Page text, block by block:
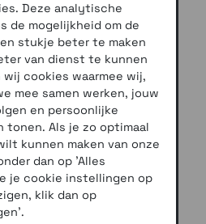
Deze analytische
de mogelijkheid om de
stukje beter te maken
van dienst te kunnen
cookies waarmee wij,
mee samen werken, jouw
en persoonlijke
tonen. Als je zo optimaal
kunnen maken van onze
dan op 'Alles
je cookie instellingen op
klik dan op